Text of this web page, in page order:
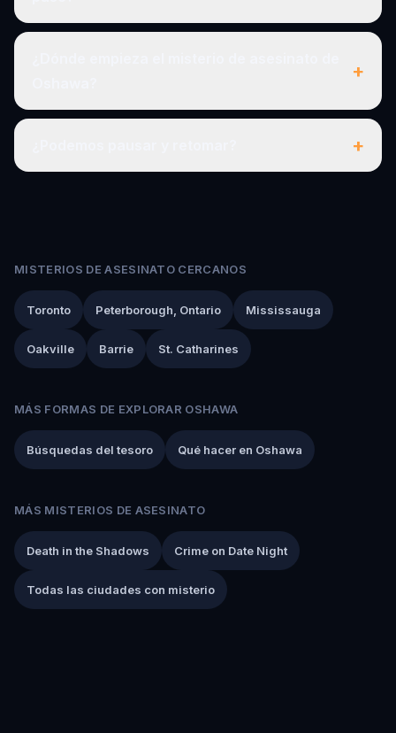
+
+
MISTERIOS DE ASESINATO CERCANOS
Toronto Peterborough, Ontario Mississauga
Oakville Barrie St. Catharines
MÁS FORMAS DE EXPLORAR OSHAWA
Búsquedas del tesoro Qué hacer en Oshawa
MÁS MISTERIOS DE ASESINATO
Death in the Shadows Crime on Date Night
Todas las ciudades con misterio